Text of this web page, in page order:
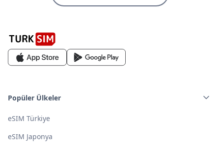
Popüler Ülkeler
eSIM Türkiye
eSIM Japonya